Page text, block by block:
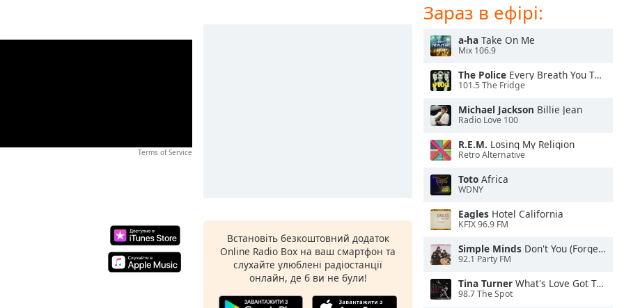
Terms of Service
Встановіть безкоштовний додаток
Online Radio Box на ваш смартфон та
слухайте улюблені радіостанції
онлайн, де б ви не були!
Зараз в ефірі:
a-ha Take On Me
Mix 106.9
The Police Every Breath You Take
101.5 The Fridge
Michael Jackson Billie Jean
Radio Love 100
R.E.M. Losing My Religion
Retro Alternative
Toto Africa
WDNY
Eagles Hotel California
KFIX 96.9 FM
Simple Minds Don't You (Forget About Me)
92.1 Party FM
Tina Turner What's Love Got To Do With It
98.7 The Spot